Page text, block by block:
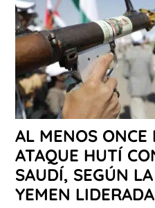
AL MENOS ONCE
ATAQUE HUTÍ
SAUDÍ, SEGÚN
YEMEN